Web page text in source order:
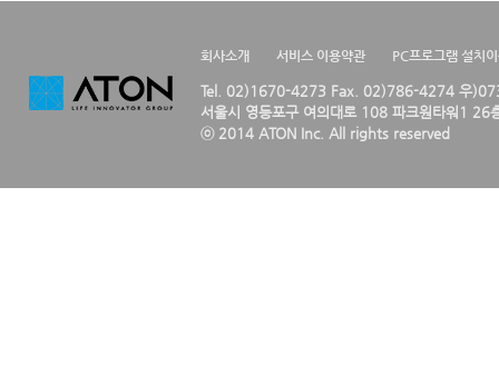
회사소개 서비스 이용약관 PC프로그램 설치
Tel. 02)1670-4273 Fax. 02)786-4274 우
서울시 영등포구 여의대로 108 파크원타워1 26
ⓒ 2014 ATON Inc. All rights reserved